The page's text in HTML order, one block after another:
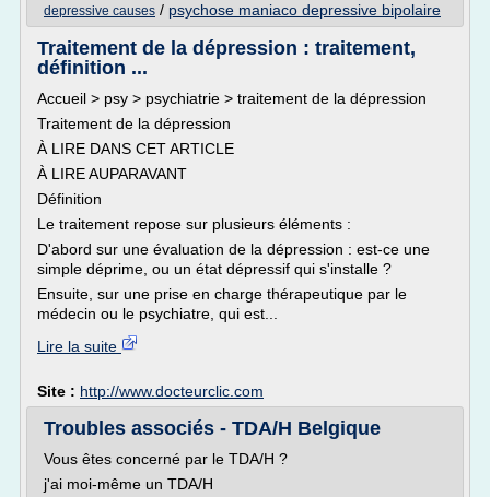
depressive causes / psychose maniaco depressive bipolaire
Traitement de la dépression : traitement,
définition ...
Accueil > psy > psychiatrie > traitement de la dépression
Traitement de la dépression
À LIRE DANS CET ARTICLE
À LIRE AUPARAVANT
Définition
Le traitement repose sur plusieurs éléments :
D'abord sur une évaluation de la dépression : est-ce une
simple déprime, ou un état dépressif qui s'installe ?
Ensuite, sur une prise en charge thérapeutique par le
médecin ou le psychiatre, qui est...
Lire la suite
Site : http://www.docteurclic.com
Troubles associés - TDA/H Belgique
Vous êtes concerné par le TDA/H ?
j'ai moi-même un TDA/H